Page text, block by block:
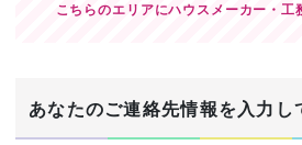
こちらのエリアにハウスメーカー・工
あなたのご連絡先情報を入力し